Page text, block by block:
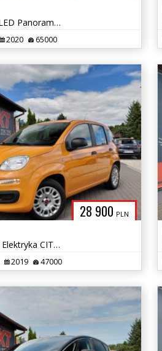
Automat 177 KM Full LED Panorama Kamera 360 Elektryka 2xPDC Alu
2020 65000
28 900 PLN
Salon PL Klimatyzacja Elektryka CITY Bezwypadkowa
2019 47000